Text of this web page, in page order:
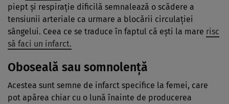
piept și respirație dificilă semnalează o scădere a
tensiunii arteriale ca urmare a blocării circulației
sângelui. Ceea ce se traduce în faptul că ești la mare risc
să faci un infarct.
Oboseală sau somnolență
Acestea sunt semne de infarct specifice la femei, care
pot apărea chiar cu o lună înainte de producerea